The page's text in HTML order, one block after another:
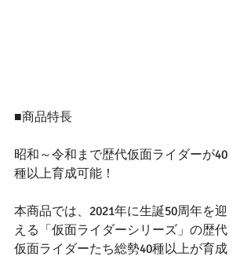
■商品特長
昭和～令和まで歴代仮面ライダーが40
種以上育成可能！
本商品では、2021年に生誕50周年を迎
える「仮面ライダーシリーズ」の歴代
仮面ライダーたち総勢40種以上が育成